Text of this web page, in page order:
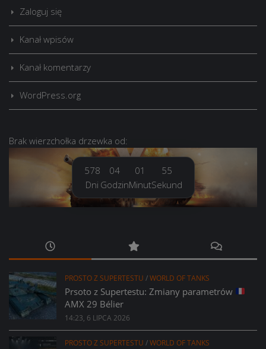
Zaloguj się
Kanał wpisów
Kanał komentarzy
WordPress.org
Brak wierzchołka drzewka od:
578
Dni
04
Godzin
01
Minut
56
Sekund
PROSTO Z SUPERTESTU /WORLD OF TANKS
Prsoto z Supertestu: Zmiany parametrów
AMX 29 Bélier
14:23, 6 LIPCA 2026
PROSTO Z SUPERTESTU /WORLD OF TANKS